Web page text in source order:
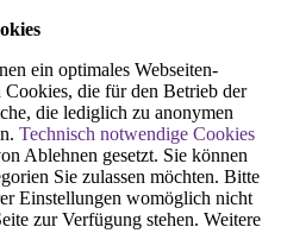
ein optimales Webseiten-
die für den Betrieb der
die lediglich zu anonymen
Technisch notwendige Cookies
Ablehnen gesetzt. Sie können
Sie zulassen möchten. Bitte
Einstellungen womöglich nicht
zur Verfügung stehen. Weitere